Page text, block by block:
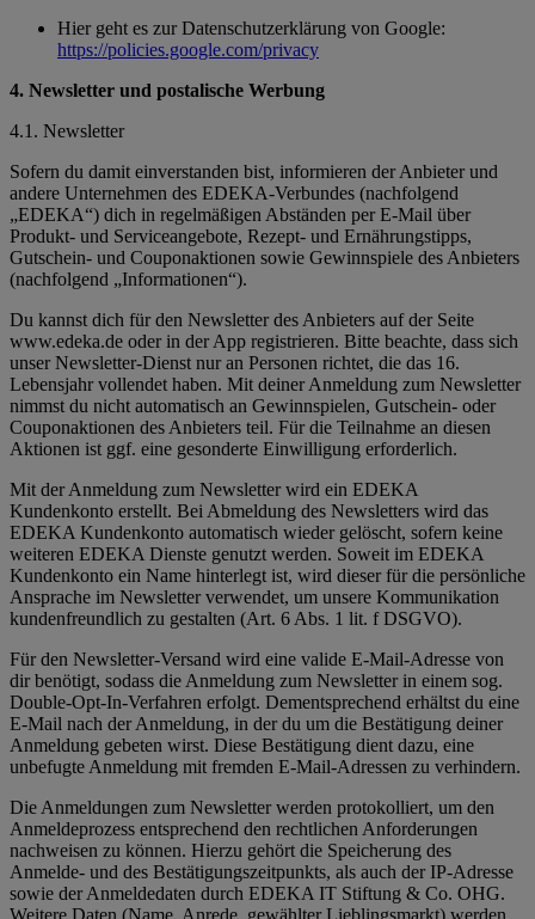
Hier geht es zur Datenschutzerklärung von Google:
https://policies.google.com/privacy
4. Newsletter und postalische Werbung
4.1. Newsletter
Sofern du damit einverstanden bist, informieren der Anbieter und
andere Unternehmen des EDEKA-Verbundes (nachfolgend
„EDEKA“) dich in regelmäßigen Abständen per E-Mail über
Produkt- und Serviceangebote, Rezept- und Ernährungstipps,
Gutschein- und Couponaktionen sowie Gewinnspiele des Anbieters
(nachfolgend „Informationen“).
Du kannst dich für den Newsletter des Anbieters auf der Seite
www.edeka.de oder in der App registrieren. Bitte beachte, dass sich
unser Newsletter-Dienst nur an Personen richtet, die das 16.
Lebensjahr vollendet haben. Mit deiner Anmeldung zum Newsletter
nimmst du nicht automatisch an Gewinnspielen, Gutschein- oder
Couponaktionen des Anbieters teil. Für die Teilnahme an diesen
Aktionen ist ggf. eine gesonderte Einwilligung erforderlich.
Mit der Anmeldung zum Newsletter wird ein EDEKA
Kundenkonto erstellt. Bei Abmeldung des Newsletters wird das
EDEKA Kundenkonto automatisch wieder gelöscht, sofern keine
weiteren EDEKA Dienste genutzt werden. Soweit im EDEKA
Kundenkonto ein Name hinterlegt ist, wird dieser für die persönliche
Ansprache im Newsletter verwendet, um unsere Kommunikation
kundenfreundlich zu gestalten (Art. 6 Abs. 1 lit. f DSGVO).
Für den Newsletter-Versand wird eine valide E-Mail-Adresse von
dir benötigt, sodass die Anmeldung zum Newsletter in einem sog.
Double-Opt-In-Verfahren erfolgt. Dementsprechend erhältst du eine
E-Mail nach der Anmeldung, in der du um die Bestätigung deiner
Anmeldung gebeten wirst. Diese Bestätigung dient dazu, eine
unbefugte Anmeldung mit fremden E‑Mail‑Adressen zu verhindern.
Die Anmeldungen zum Newsletter werden protokolliert, um den
Anmeldeprozess entsprechend den rechtlichen Anforderungen
nachweisen zu können. Hierzu gehört die Speicherung des
Anmelde- und des Bestätigungszeitpunkts, als auch der IP-Adresse
sowie der Anmeldedaten durch EDEKA IT Stiftung & Co. OHG.
Weitere Daten (Name, Anrede, gewählter Lieblingsmarkt) werden